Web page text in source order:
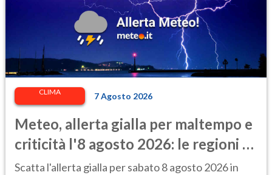
CLIMA 7 Agosto 2026
Meteo, allerta gialla per maltempo e
criticità l'8 agosto 2026: le regioni a
rischio
Scatta l'allerta gialla per sabato 8 agosto 2026 in